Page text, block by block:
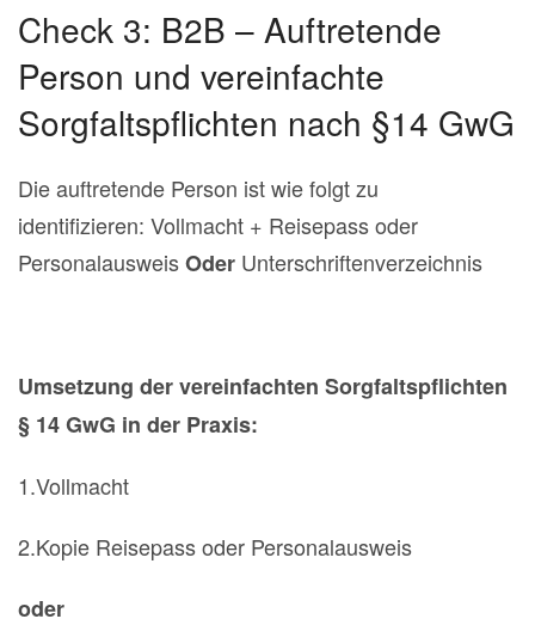
Check 3: B2B – Auftretende
Person und vereinfachte
Sorgfaltspflichten nach §14 GwG
Die auftretende Person ist wie folgt zu
identifizieren: Vollmacht + Reisepass oder
PersonalausweisOder Unterschriftenverzeichnis
Umsetzung der vereinfachten Sorgfaltspflichten
§ 14 GwG in der Praxis:
1.Vollmacht
2.Kopie Reisepass oder Personalausweis
oder